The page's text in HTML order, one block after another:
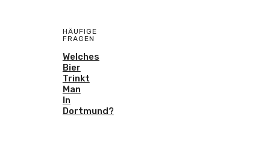
HÄUFIGE
FRAGEN
Welches
Bier
Trinkt
Man
In
Dortmund?